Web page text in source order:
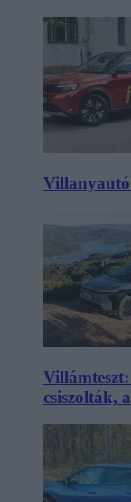
Villanyautó
csiszolták,